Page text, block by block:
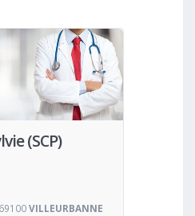
(SCP)
Voir
VILLEURBANNE